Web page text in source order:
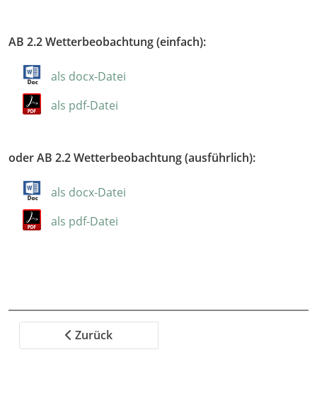
AB 2.2 Wetterbeobachtung (einfach):
als docx-Datei
als pdf-Datei
oder AB 2.2 Wetterbeobachtung (ausführlich):
als docx-Datei
als pdf-Datei
Zurück